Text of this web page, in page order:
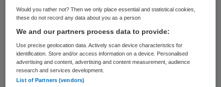
pijlers die ons sterk maken. Ik ben blij dat ik
daar een bijdrage aan heb mogen leveren en
ga nu weer door naar een volgende stap. Ik
sluit daarbij niets uit en ga het avontuur
open tegemoet.”
Would you rather not? Then we only place essential and statistical cookies,
these do not record any data about you as a person
We and our partners process data to provide:
Use precise geolocation data. Actively scan device characteristics for
identification. Store and/or access information on a device. Personalised
advertising and content, advertising and content measurement, audience
research and services development.
List of Partners (vendors)